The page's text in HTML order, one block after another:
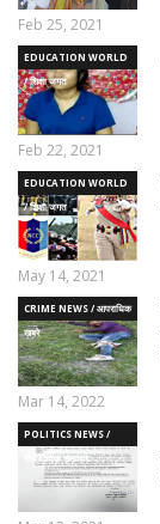
Feb 25, 2021
EDUCATION WORLD
/ शिक्षा जगत
Feb 22, 2021
EDUCATION WORLD
/ शिक्षा जगत
May 14, 2021
CRIME NEWS / आपराधिक
ख़बरे
Mar 14, 2022
POLITICS NEWS /
राजनीतिक समाचार